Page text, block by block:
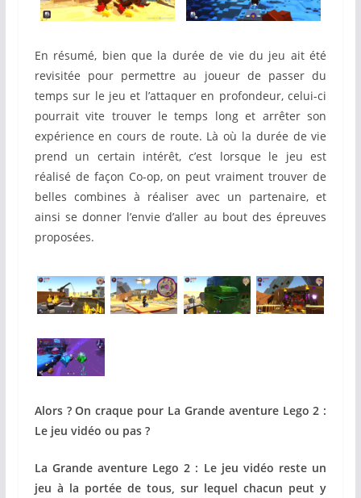
En résumé, bien que la durée de vie du jeu ait été
revisitée pour permettre au joueur de passer du
temps sur le jeu et l’attaquer en profondeur, celui-ci
pourrait vite trouver le temps long et arrêter son
expérience en cours de route. Là où la durée de vie
prend un certain intérêt, c’est lorsque le jeu est
réalisé de façon Co-op, on peut vraiment trouver de
belles combines à réaliser avec un partenaire, et
ainsi se donner l’envie d’aller au bout des épreuves
proposées.
Alors ? On craque pour La Grande aventure Lego 2 :
Le jeu vidéo ou pas ?
La Grande aventure Lego 2 : Le jeu vidéo reste un
jeu à la portée de tous, sur lequel chacun peut y